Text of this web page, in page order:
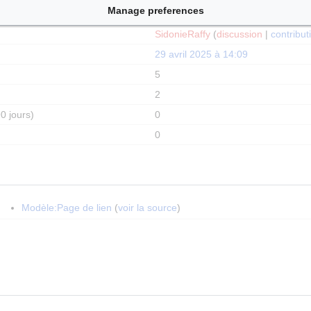
18 mars 2024 à 10:06
SidonieRaffy (discussion |
29 avril 2025 à 14:09
5
2
jours)
0
0
Modèle:Page de lien (voir la source)
Manage preferences